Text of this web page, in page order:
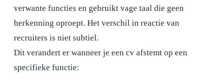
verwante functies en gebruikt vage taal die geen
herkenning oproept. Het verschil in reactie van
recruiters is niet subtiel.
Dit verandert er wanneer je een cv afstemt op een
specifieke functie: